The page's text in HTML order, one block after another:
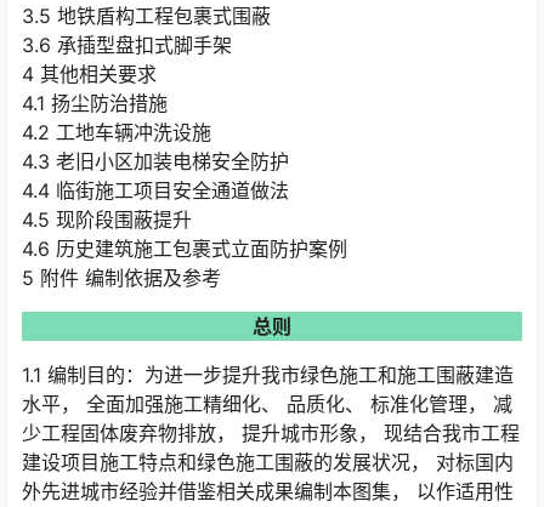
3.5 地铁盾构工程包裹式围蔽
3.6 承插型盘扣式脚手架
4 其他相关要求
4.1 扬尘防治措施
4.2 工地车辆冲洗设施
4.3 老旧小区加装电梯安全防护
4.4 临街施工项目安全通道做法
4.5 现阶段围蔽提升
4.6 历史建筑施工包裹式立面防护案例
5 附件 编制依据及参考
总则
1.1 编制目的：为进一步提升我市绿色施工和施工围蔽建造
水平， 全面加强施工精细化、 品质化、 标准化管理， 减
少工程固体废弃物排放， 提升城市形象， 现结合我市工程
建设项目施工特点和绿色施工围蔽的发展状况， 对标国内
外先进城市经验并借鉴相关成果编制本图集， 以作适用性